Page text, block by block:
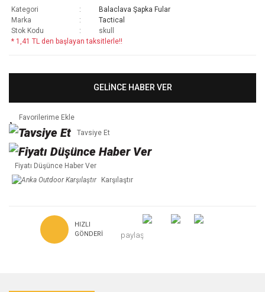
Kategori
Balaclava Şapka Fular
Marka
Tactical
Stok Kodu
skull
* 1,41 TL den başlayan taksitlerle!!
GELİNCE HABER VER
Tavsiye Et
Fiyatı Düşünce Haber Ver
Karşılaştır
HIZLI
GÖNDERI
paylaş